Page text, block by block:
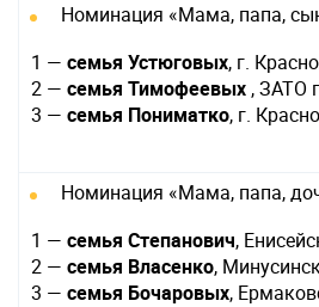
Номинация «Мама, папа,
1 — семья Устюговых, г.
2 — семья Тимофеевых , ЗАТО
3 — семья Пониматко, г.
Номинация «Мама, папа,
1 — семья Степанович,
2 — семья Власенко,
3 — семья Бочаровых,